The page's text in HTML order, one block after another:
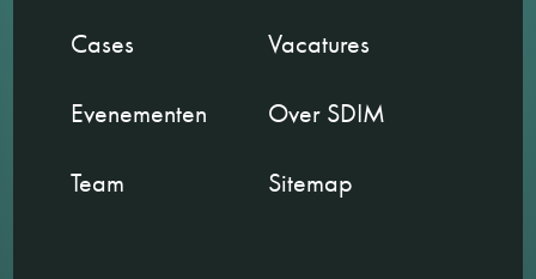
Cases
Vacatures
Evenementen
Over SDIM
Team
Sitemap